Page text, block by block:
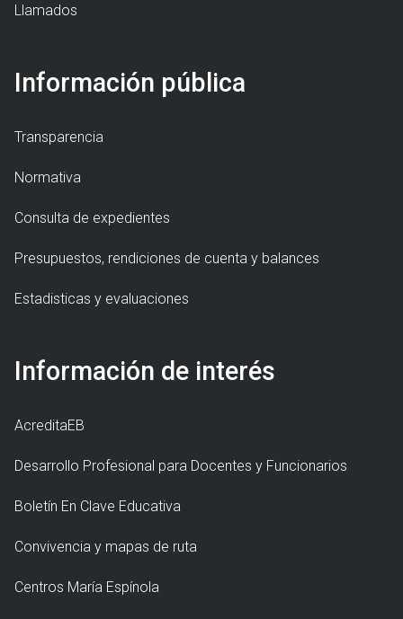
Llamados
Información pública
Transparencia
Normativa
Consulta de expedientes
Presupuestos, rendiciones de cuenta y balances
Estadisticas y evaluaciones
Información de interés
AcreditaEB
Desarrollo Profesional para Docentes y Funcionarios
Boletín En Clave Educativa
Convivencia y mapas de ruta
Centros María Espínola